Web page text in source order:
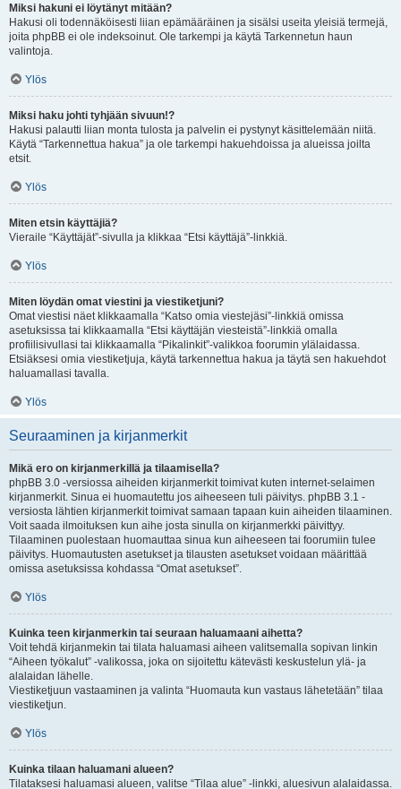
Miksi hakuni ei löytänyt mitään?
Hakusi oli todennäköisesti liian epämääräinen ja sisälsi useita yleisiä termejä,
joita phpBB ei ole indeksoinut. Ole tarkempi ja käytä Tarkennetun haun
valintoja.
Ylös
Miksi haku johti tyhjään sivuun!?
Hakusi palautti liian monta tulosta ja palvelin ei pystynyt käsittelemään niitä.
Käytä “Tarkennettua hakua” ja ole tarkempi hakuehdoissa ja alueissa joilta
etsit.
Ylös
Miten etsin käyttäjiä?
Vieraile “Käyttäjät”-sivulla ja klikkaa “Etsi käyttäjä”-linkkiä.
Ylös
Miten löydän omat viestini ja viestiketjuni?
Omat viestisi näet klikkaamalla “Katso omia viestejäsi”-linkkiä omissa
asetuksissa tai klikkaamalla “Etsi käyttäjän viesteistä”-linkkiä omalla
profiilisivullasi tai klikkaamalla “Pikalinkit”-valikkoa foorumin ylälaidassa.
Etsiäksesi omia viestiketjuja, käytä tarkennettua hakua ja täytä sen hakuehdot
haluamallasi tavalla.
Ylös
Seuraaminen ja kirjanmerkit
Mikä ero on kirjanmerkillä ja tilaamisella?
phpBB 3.0 -versiossa aiheiden kirjanmerkit toimivat kuten internet-selaimen
kirjanmerkit. Sinua ei huomautettu jos aiheeseen tuli päivitys. phpBB 3.1 -
versiosta lähtien kirjanmerkit toimivat samaan tapaan kuin aiheiden tilaaminen.
Voit saada ilmoituksen kun aihe josta sinulla on kirjanmerkki päivittyy.
Tilaaminen puolestaan huomauttaa sinua kun aiheeseen tai foorumiin tulee
päivitys. Huomautusten asetukset ja tilausten asetukset voidaan määrittää
omissa asetuksissa kohdassa “Omat asetukset”.
Ylös
Kuinka teen kirjanmerkin tai seuraan haluamaani aihetta?
Voit tehdä kirjanmekin tai tilata haluamasi aiheen valitsemalla sopivan linkin
“Aiheen työkalut” -valikossa, joka on sijoitettu kätevästi keskustelun ylä- ja
alalaidan lähelle.
Viestiketjuun vastaaminen ja valinta “Huomauta kun vastaus lähetetään” tilaa
viestiketjun.
Ylös
Kuinka tilaan haluamani alueen?
Tilataksesi haluamasi alueen, valitse “Tilaa alue” -linkki, aluesivun alalaidassa.